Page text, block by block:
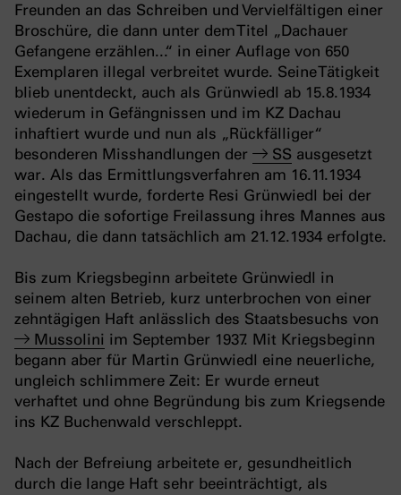
Freunden an das Schreiben und Vervielfältigen einer
Broschüre, die dann unter dem Titel „Dachauer
Gefangene erzählen...“ in einer Auflage von 650
Exemplaren illegal verbreitet wurde. Seine Tätigkeit
blieb unentdeckt, auch als Grünwiedl ab 15.8.1934
wiederum in Gefängnissen und im KZ Dachau
inhaftiert wurde und nun als „Rückfälliger“
besonderen Misshandlungen der
SS ausgesetzt
war. Als das Ermittlungsverfahren am 16.11.1934
eingestellt wurde, forderte Resi Grünwiedl bei der
Gestapo die sofortige Freilassung ihres Mannes aus
Dachau, die dann tatsächlich am 21.12.1934 erfolgte.
Bis zum Kriegsbeginn arbeitete Grünwiedl in
seinem alten Betrieb, kurz unterbrochen von einer
zehntägigen Haft anlässlich des Staatsbesuchs von
Mussolini im September 1937. Mit Kriegsbeginn
begann aber für Martin Grünwiedl eine neuerliche,
ungleich schlimmere Zeit: Er wurde erneut
verhaftet und ohne Begründung bis zum Kriegsende
ins KZ Buchenwald verschleppt.
Nach der Befreiung arbeitete er, gesundheitlich
durch die lange Haft sehr beeinträchtigt, als